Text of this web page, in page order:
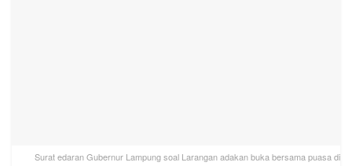
Surat edaran Gubernur Lampung soal Larangan adakan buka bersama puasa di